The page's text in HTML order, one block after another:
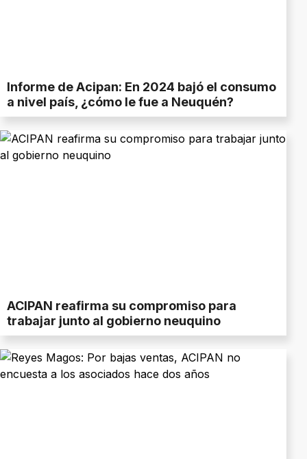
Informe de Acipan: En 2024 bajó el consumo
a nivel país, ¿cómo le fue a Neuquén?
ACIPAN reafirma su compromiso para
trabajar junto al gobierno neuquino